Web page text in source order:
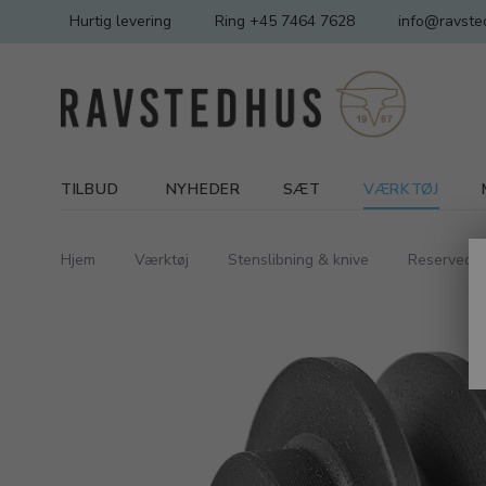
Hurtig levering Ring +45 7464 7628
TILBUD NYHEDER SÆT VÆRKTØJ
Hjem Værktøj Stenslibning & knive Reservedele